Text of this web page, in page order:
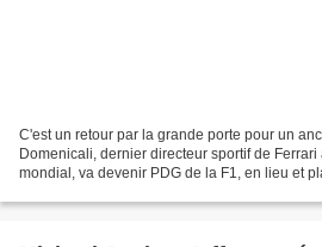
C'est un retour par la grande porte pour un
Domenicali, dernier directeur sportif de
mondial, va devenir PDG de la F1, en lieu et